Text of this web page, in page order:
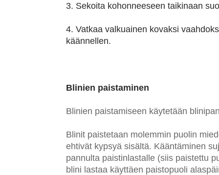
3. Sekoita kohonneeseen taikinaan
4. Vatkaa valkuainen kovaksi
käännellen.
Blinien paistaminen
Blinien paistamiseen käytetään
Blinit paistetaan molemmin puolin
ehtivät kypsyä sisältä. Kääntäminen
pannulta paistinlastalle (siis paistettu
blini lastaa käyttäen paistopuoli